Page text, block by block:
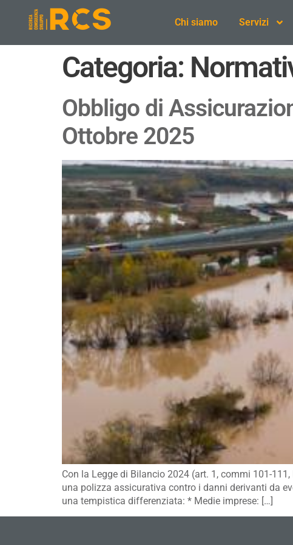
Chi siamo Servizi
Categoria:
Obbligo di
Ottobre 2025
Con la Legge di Bilancio 2024 (art. 1, commi 101-
una polizza assicurativa contro i danni derivanti da
una tempistica differenziata: * Medie imprese: […]